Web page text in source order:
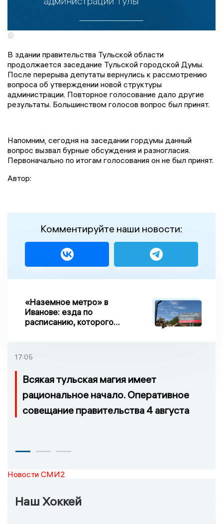
©
В здании правительства Тульской области
продолжается заседание Тульской городской Думы.
После перерыва депутаты вернулись к рассмотрению
вопроса об утверждении новой структуры
администрации. Повторное голосование дало другие
результаты. Большинством голосов вопрос был принят.
Напомним, сегодня на заседании гордумы данный
вопрос вызвал бурные обсуждения и разногласия.
Первоначально по итогам голосования он не был принят.
Автор:
Комментируйте наши новости:
«Наземное метро» в
Иванове: езда по
расписанию, которого
17:05
Всякая тульская магия имеет
рациональное начало. Оперативное
совещание правительства 4 августа
Новости СМИ2
Наш Хоккей